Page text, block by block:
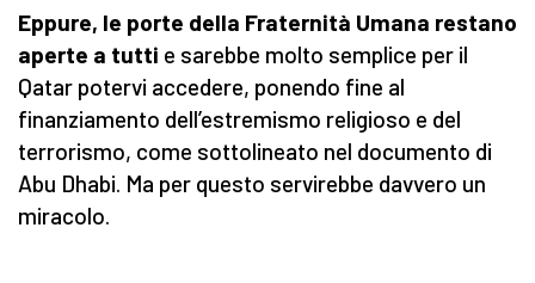
Eppure, le porte della Fraternità Umana restano
aperte a tutti e sarebbe molto semplice per il
Qatar potervi accedere, ponendo fine al
finanziamento dell’estremismo religioso e del
terrorismo, come sottolineato nel documento di
Abu Dhabi. Ma per questo servirebbe davvero un
miracolo.